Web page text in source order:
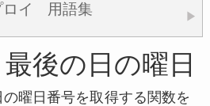
イ
用語集 ▶
後の日の曜日
曜日番号を取得する関数を